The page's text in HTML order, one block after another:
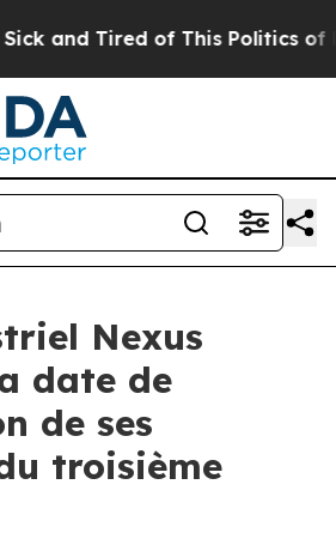
and Tired of This Politics of
Nexus
date de
de ses
troisième